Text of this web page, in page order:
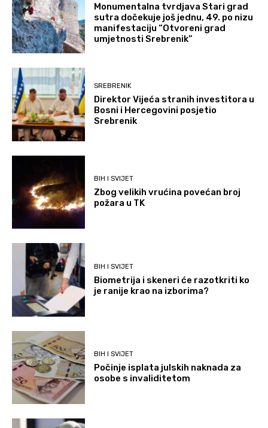
Monumentalna tvrdjava Stari grad
sutra dočekuje još jednu, 49. po nizu
manifestaciju “Otvoreni grad
umjetnosti Srebrenik”
SREBRENIK
Direktor Vijeća stranih investitora u
Bosni i Hercegovini posjetio
Srebrenik
BIH I SVIJET
Zbog velikih vrućina povećan broj
požara u TK
BIH I SVIJET
Biometrija i skeneri će razotkriti ko
je ranije krao na izborima?
BIH I SVIJET
Počinje isplata julskih naknada za
osobe s invaliditetom